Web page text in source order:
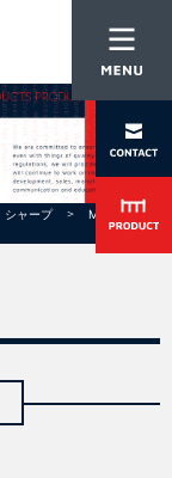
シャープ＞ MTⅡ
＞ MTⅡ